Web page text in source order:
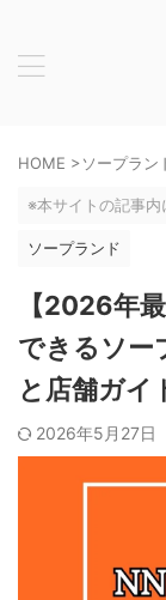
HOME >ソープラン
※本サイトの記事
ソープランド
【2026年
できるソー
と店舗ガイ
2026年5月27日